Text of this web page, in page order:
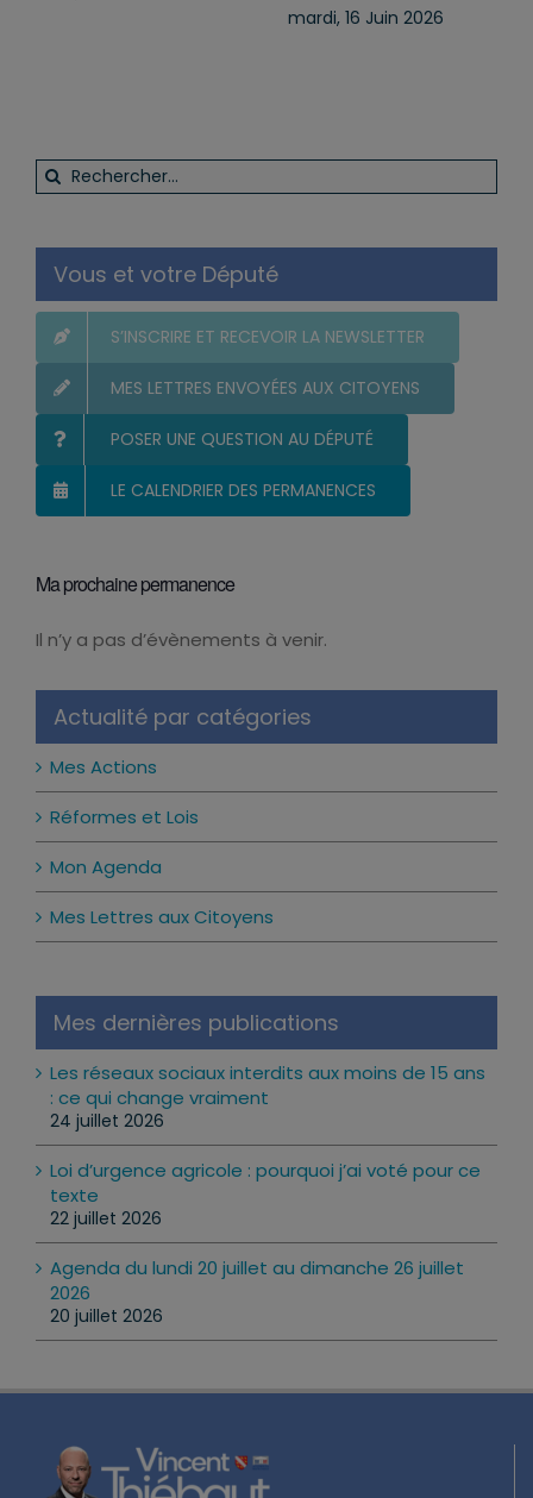
samedi, 13 Juin 2026
réaffirmée
Rechercher:
Vous et votre Député
Ma prochaine permanence
Il n’y a pas d’évènements à venir.
Actualité par catégories
Mes Actions
Réformes et Lois
Mon Agenda
Mes Lettres aux Citoyens
Mes dernières publications
Les réseaux sociaux interdits aux moins de 15 ans
: ce qui change vraiment
24 juillet 2026
Loi d’urgence agricole : pourquoi j’ai voté pour ce
texte
22 juillet 2026
Agenda du lundi 20 juillet au dimanche 26 juillet
2026
20 juillet 2026